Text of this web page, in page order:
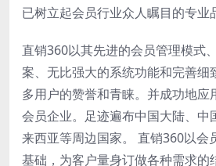
已树立起会员行业众人瞩目的专业
直销360以其先进的会员管理模式
案、无比强大的系统功能和完善细
多用户的赞誉和青睐。并成功地应
会员企业。足迹遍布中国大陆、中
来西亚等周边国家。 直销360以会
基础，为客户量身订做各种需求的